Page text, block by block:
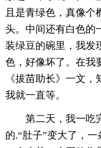
且是青绿色，真像个
头。中间还有白色的
装绿豆的碗里，我发
色，好像坏了。在我
《拔苗助长》一文
我就一直等。
第二天，我一吃完
的.“肚子”变大了，